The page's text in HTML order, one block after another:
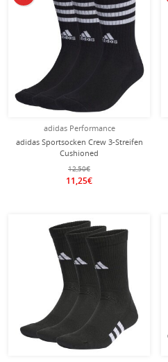
adidas Performance
adidas Sportsocken Crew 3-Streifen
Cushioned
(Fußgewölbeunterstützung,
durchgehend gepolstert)
schwarz/weiss - 3 Paar
12,50€
11,25€